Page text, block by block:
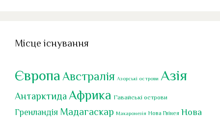
Місце існування
Європа Австралія Азорські острови Азія
Антарктида Африка Гавайські острови
Гренландія Мадагаскар Макаронезія Нова Гвінея Нова